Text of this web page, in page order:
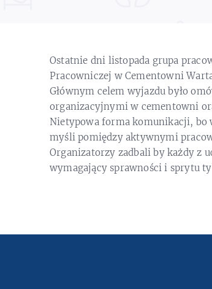
Ostatnie dni listopada grupa
Pracowniczej w Cementowni
Głównym celem wyjazdu było
organizacyjnymi w cementowni
Nietypowa forma komunikacji, bo
myśli pomiędzy aktywnymi
Organizatorzy zadbali by każdy z
wymagający sprawności i sprytu